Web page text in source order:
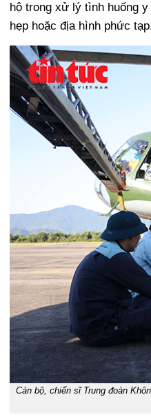
hộ trong xử lý tình huống
hẹp hoặc địa hình phức
Cán bộ, chiến sĩ Trung đoàn